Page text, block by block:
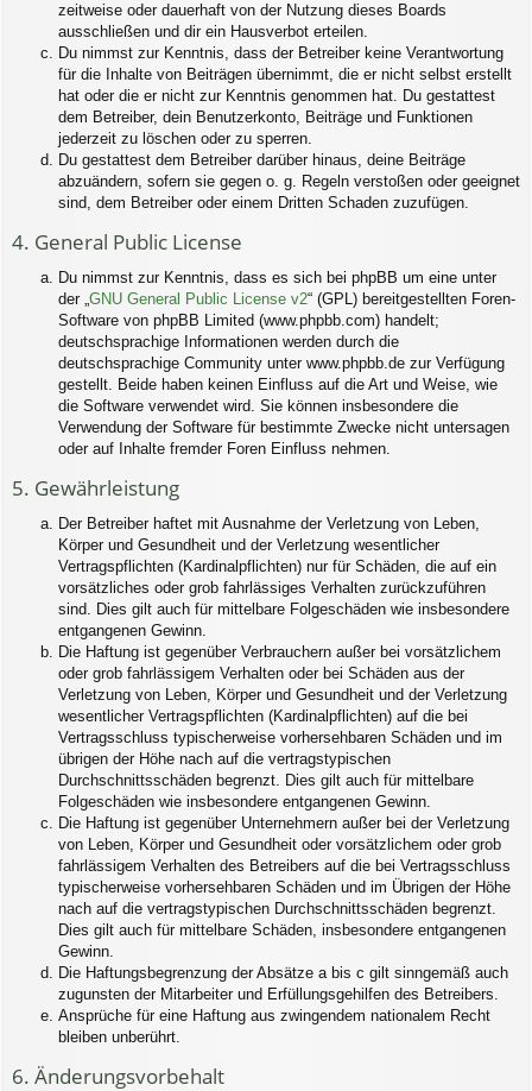
zeitweise oder dauerhaft von der Nutzung dieses Boards
ausschließen und dir ein Hausverbot erteilen.
Du nimmst zur Kenntnis, dass der Betreiber keine Verantwortung
für die Inhalte von Beiträgen übernimmt, die er nicht selbst erstellt
hat oder die er nicht zur Kenntnis genommen hat. Du gestattest
dem Betreiber, dein Benutzerkonto, Beiträge und Funktionen
jederzeit zu löschen oder zu sperren.
Du gestattest dem Betreiber darüber hinaus, deine Beiträge
abzuändern, sofern sie gegen o. g. Regeln verstoßen oder geeignet
sind, dem Betreiber oder einem Dritten Schaden zuzufügen.
4. General Public License
Du nimmst zur Kenntnis, dass es sich bei phpBB um eine unter
der „GNU General Public License v2“ (GPL) bereitgestellten Foren-
Software von phpBB Limited (www.phpbb.com) handelt;
deutschsprachige Informationen werden durch die
deutschsprachige Community unter www.phpbb.de zur Verfügung
gestellt. Beide haben keinen Einfluss auf die Art und Weise, wie
die Software verwendet wird. Sie können insbesondere die
Verwendung der Software für bestimmte Zwecke nicht untersagen
oder auf Inhalte fremder Foren Einfluss nehmen.
5. Gewährleistung
Der Betreiber haftet mit Ausnahme der Verletzung von Leben,
Körper und Gesundheit und der Verletzung wesentlicher
Vertragspflichten (Kardinalpflichten) nur für Schäden, die auf ein
vorsätzliches oder grob fahrlässiges Verhalten zurückzuführen
sind. Dies gilt auch für mittelbare Folgeschäden wie insbesondere
entgangenen Gewinn.
Die Haftung ist gegenüber Verbrauchern außer bei vorsätzlichem
oder grob fahrlässigem Verhalten oder bei Schäden aus der
Verletzung von Leben, Körper und Gesundheit und der Verletzung
wesentlicher Vertragspflichten (Kardinalpflichten) auf die bei
Vertragsschluss typischerweise vorhersehbaren Schäden und im
übrigen der Höhe nach auf die vertragstypischen
Durchschnittsschäden begrenzt. Dies gilt auch für mittelbare
Folgeschäden wie insbesondere entgangenen Gewinn.
Die Haftung ist gegenüber Unternehmern außer bei der Verletzung
von Leben, Körper und Gesundheit oder vorsätzlichem oder grob
fahrlässigem Verhalten des Betreibers auf die bei Vertragsschluss
typischerweise vorhersehbaren Schäden und im Übrigen der Höhe
nach auf die vertragstypischen Durchschnittsschäden begrenzt.
Dies gilt auch für mittelbare Schäden, insbesondere entgangenen
Gewinn.
Die Haftungsbegrenzung der Absätze a bis c gilt sinngemäß auch
zugunsten der Mitarbeiter und Erfüllungsgehilfen des Betreibers.
Ansprüche für eine Haftung aus zwingendem nationalem Recht
bleiben unberührt.
6. Änderungsvorbehalt